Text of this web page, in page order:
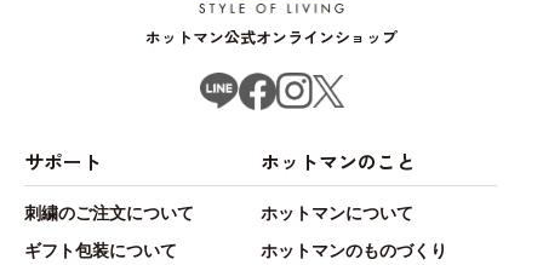
ホットマン公式オンラインショップ
サポート
刺繍のご注文について
ギフト包装について
ホットマンのこと
ホットマンについて
ホットマンのものづくり